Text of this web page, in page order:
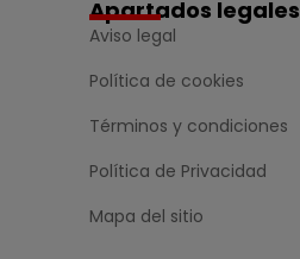
Apartados legales
Aviso legal
Política de cookies
Términos y condiciones
Política de Privacidad
Mapa del sitio